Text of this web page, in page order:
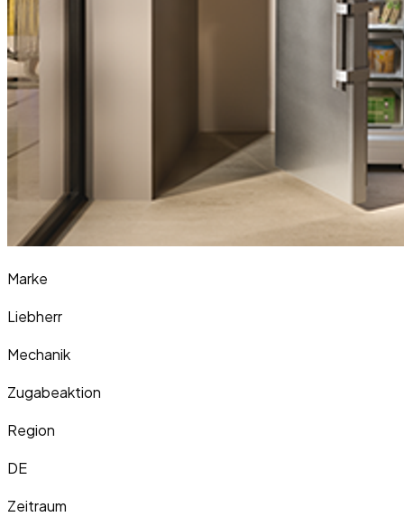
Marke
Liebherr
Mechanik
Zugabeaktion
Region
DE
Zeitraum